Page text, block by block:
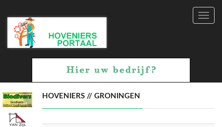
HOVENIERS // GRONINGEN